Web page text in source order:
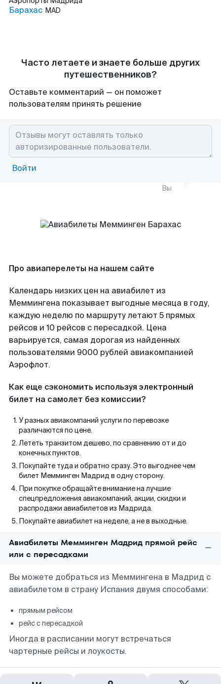
Барахас MAD
Часто летаете и знаете больше других
путешественников?
Оставьте комментарий — он поможет
пользователям принять решение
Войти
Вы
Про авиаперелеты на нашем сайте
Календарь низких цен на авиабилет из
Меммингена показывает выгодные месяца в году,
каждую неделю по маршруту летают 5 прямых
рейсов и 10 рейсов с пересадкой. Цена
варьируется, самая дорогая из найденных
пользователями 9000 рублей авиакомпанией
Аэрофлот.
Как еще сэкономить используя электронный
билет на самолет без комиссии?
У разных авиакомпаний услуги по перевозке
различаются по цене.
Лететь транзитом дешево, по сравнению от и до
конечных пунктов.
Покупайте туда и обратно сразу. Это выгоднее чем
билет Мемминген Мадрид в одну сторону.
При покупке обращайте внимание на лучшие
спецпредложения авиакомпаний, акции, скидки и
распродажи авиабилетов из Мадрида.
Покупайте авиабилет на неделе, а не в выходные.
Авиабилеты Мемминген Мадрид прямой рейс
или с пересадками
Вы можете добраться из Меммингена в Мадрид с
авиабилетом в страну Испания двумя способами:
прямым рейсом
рейс с пересадкой
Иногда в расписании могут встречаться
чартерные рейсы и лоукосты.